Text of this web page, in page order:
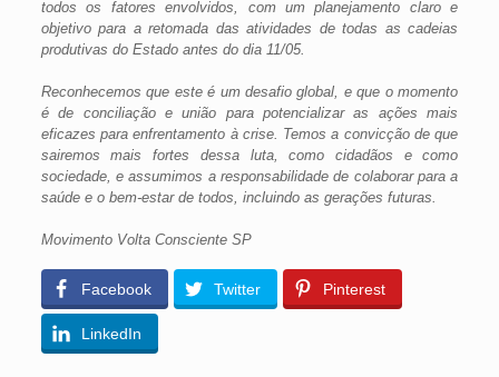
todos os fatores envolvidos, com um planejamento claro e
objetivo para a retomada das atividades de todas as cadeias
produtivas do Estado antes do dia 11/05.
Reconhecemos que este é um desafio global, e que o momento
é de conciliação e união para potencializar as ações mais
eficazes para enfrentamento à crise. Temos a convicção de que
sairemos mais fortes dessa luta, como cidadãos e como
sociedade, e assumimos a responsabilidade de colaborar para a
saúde e o bem-estar de todos, incluindo as gerações futuras.
Movimento Volta Consciente SP
Facebook Twitter Pinterest
LinkedIn